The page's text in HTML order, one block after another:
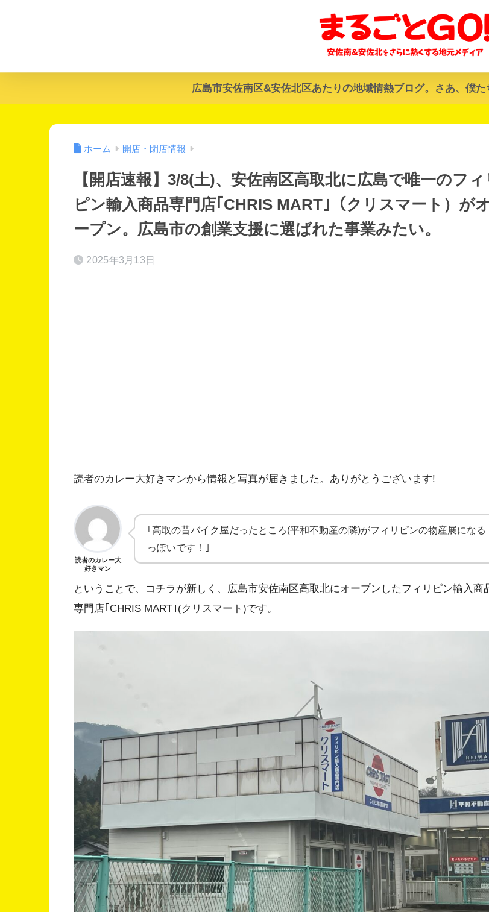
広島市安佐南区&安佐北区あたりの地域情熱ブログ。さあ、僕た
ホーム 開店・閉店情報
【開店速報】3/8(土)、安佐南区高取北に広島で唯一のフィ
ピン輸入商品専門店｢CHRIS MART｣（クリスマート）がオ
ープン。広島市の創業支援に選ばれた事業みたい。
2025年3月13日
読者のカレー大好きマンから情報と写真が届きました。ありがとうございます!
読者のカレー大
好きマン
｢高取の昔バイク屋だったところ(平和不動産の隣)がフィリピンの物産展になる
っぽいです！｣
ということで、コチラが新しく、広島市安佐南区高取北にオープンしたフィリピン輸入商
専門店｢CHRIS MART｣(クリスマート)です。